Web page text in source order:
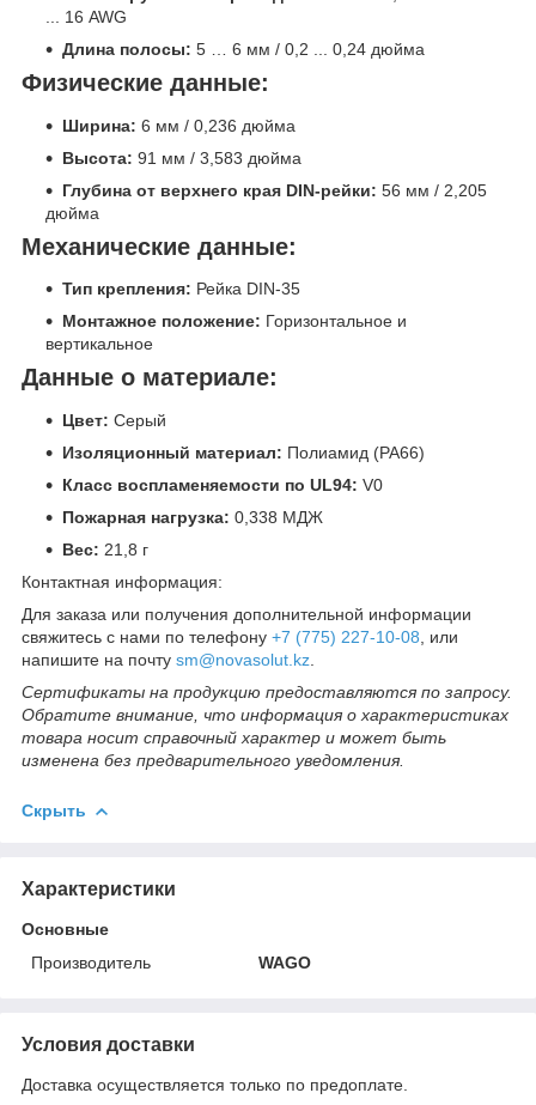
... 16 AWG
Длина полосы: 5 … 6 мм / 0,2 ... 0,24 дюйма
Физические данные:
Ширина: 6 мм / 0,236 дюйма
Высота: 91 мм / 3,583 дюйма
Глубина от верхнего края DIN-рейки: 56 мм / 2,205
дюйма
Механические данные:
Тип крепления: Рейка DIN-35
Монтажное положение: Горизонтальное и
вертикальное
Данные о материале:
Цвет: Серый
Изоляционный материал: Полиамид (PA66)
Класс воспламеняемости по UL94: V0
Пожарная нагрузка: 0,338 МДЖ
Вес: 21,8 г
Контактная информация:
Для заказа или получения дополнительной информации
свяжитесь с нами по телефону +7 (775) 227-10-08 , или
напишите на почту sm@novasolut.kz
Сертификаты на продукцию предоставляются по запросу.
Обратите внимание, что информация о характеристиках
товара носит справочный характер и может быть
изменена без предварительного уведомления.
Скрыть
Характеристики
Основные
Производитель
WAGO
Условия доставки
Доставка осуществляется только по предоплате.